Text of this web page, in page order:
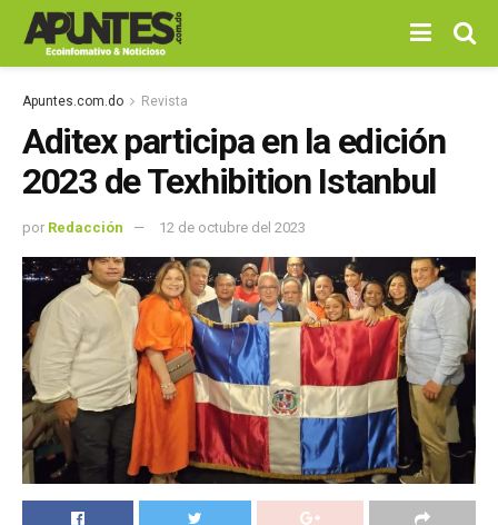
Apuntes.com.do Revista
Aditex participa en la edición
2023 de Texhibition Istanbul
por Redacción 12 de octubre del 2023